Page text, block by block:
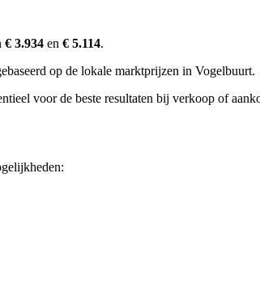
€ 3.934 en € 5.114.
op de lokale marktprijzen in Vogelbuurt.
voor de beste resultaten bij verkoop of